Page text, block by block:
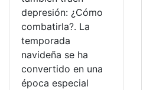
depresión: ¿Cómo
combatirla?. La
temporada
navideña se ha
convertido en una
época especial